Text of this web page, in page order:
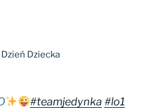
Dziecka
#teamjedynka #lo1